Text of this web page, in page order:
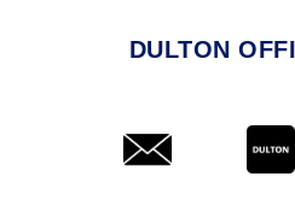
DULTON